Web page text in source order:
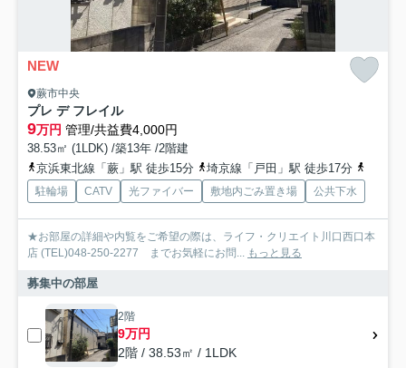
NEW
蕨市中央
プレ デ フレイル
9万円 管理/共益費4,000円
38.53㎡ (1LDK) /築13年 /2階建
京浜東北線「蕨」駅 徒歩15分
埼京線「戸田」駅 徒歩17分
駐輪場 CATV 光ファイバー 敷地内ごみ置き場 公共下水
★お部屋の詳細や内覧をご希望の際は、ライフ・クリエイト川口西口本
店 (TEL)048-250-2277 までお気軽にお問... もっと見る
募集中の部屋
2階
9万円
2階 / 38.53㎡ / 1LDK